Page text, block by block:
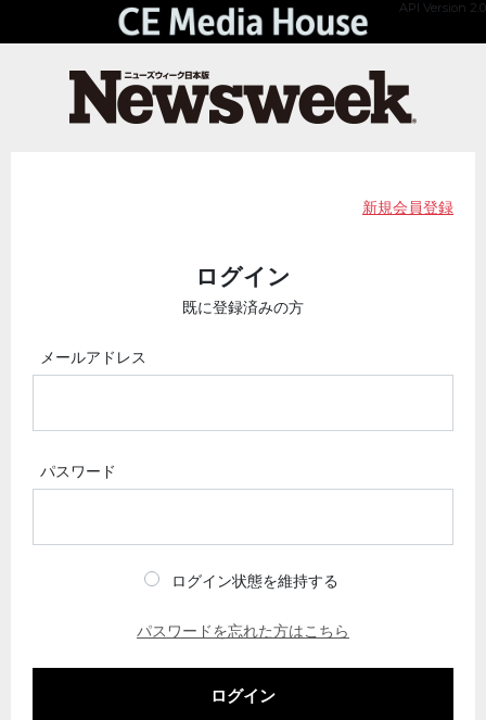
API Version 2.0
新規会員登録
ログイン
既に登録済みの方
メールアドレス
パスワード
ログイン状態を維持する
パスワードを忘れた方はこちら
ログイン